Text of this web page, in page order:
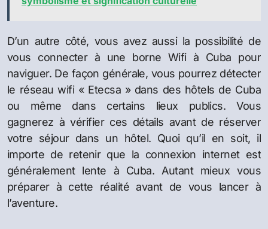
D’un autre côté, vous avez aussi la possibilité de
vous connecter à une borne Wifi à Cuba pour
naviguer. De façon générale, vous pourrez détecter
le réseau wifi « Etecsa » dans des hôtels de Cuba
ou même dans certains lieux publics. Vous
gagnerez à vérifier ces détails avant de réserver
votre séjour dans un hôtel. Quoi qu’il en soit, il
importe de retenir que la connexion internet est
généralement lente à Cuba. Autant mieux vous
préparer à cette réalité avant de vous lancer à
l’aventure.